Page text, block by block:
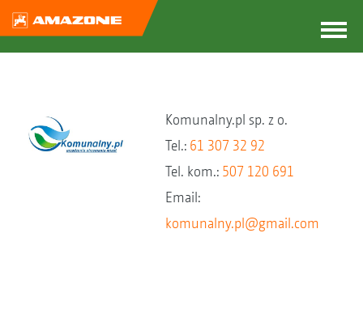
Komunalny.pl sp. z o.
Tel.: 61 307 32 92
Tel. kom.: 507 120 691
Email:
komunalny.pl@gmail.com